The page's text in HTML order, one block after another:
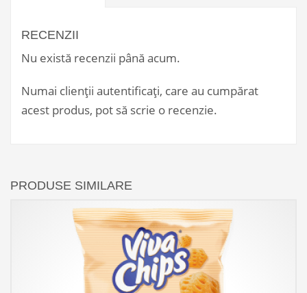
RECENZII
Nu există recenzii până acum.
Numai clienții autentificați, care au cumpărat
acest produs, pot să scrie o recenzie.
PRODUSE SIMILARE